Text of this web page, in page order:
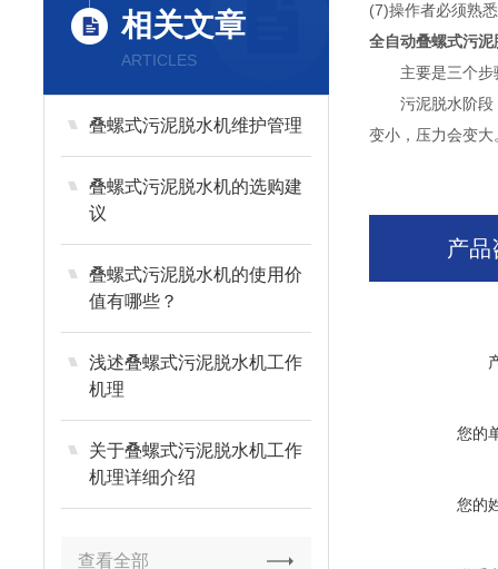
相关文章
ARTICLES
叠螺式污泥脱水机维护管理
叠螺式污泥脱水机的选购建
议
叠螺式污泥脱水机的使用价
值有哪些？
浅述叠螺式污泥脱水机工作
机理
关于叠螺式污泥脱水机工作
机理详细介绍
查看全部
(7)操作者必须熟
全自动叠螺式污泥
主要是三个步骤
污泥脱水阶段，
变小，压力会变
产品
您的
您的